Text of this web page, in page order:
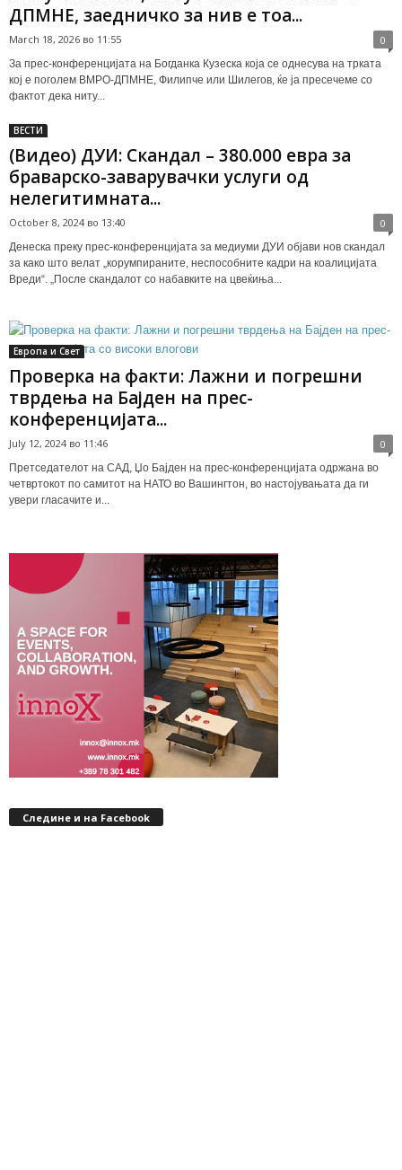
ДПМНЕ, заедничко за нив е тоа...
March 18, 2026 во 11:55 0
За прес-конференцијата на Богданка Кузеска која се однесува на трката
кој е поголем ВМРО-ДПМНЕ, Филипче или Шилегов, ќе ја пресечеме со
фактот дека ниту...
ВЕСТИ
(Видео) ДУИ: Скандал – 380.000 евра за
браварско-заварувачки услуги од
нелегитимната...
October 8, 2024 во 13:40 0
Денеска преку прес-конференцијата за медиуми ДУИ објави нов скандал
за како што велат „корумпираните, неспособните кадри на коалицијата
Вреди“. „После скандалот со набавките на цвеќиња...
Европа и Свет
Проверка на факти: Лажни и погрешни
тврдења на Бајден на прес-
конференцијата...
July 12, 2024 во 11:46 0
Претседателот на САД, Џо Бајден на прес-конференцијата одржана во
четвртокот по самитот на НАТО во Вашингтон, во настојувањата да ги
увери гласачите и...
Следине и на Facebook